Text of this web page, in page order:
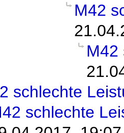
M42
M42
schlechte
schlechte